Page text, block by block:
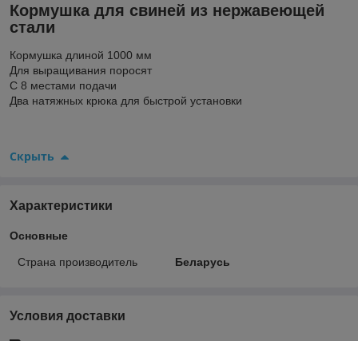
Кормушка для свиней из нержавеющей
стали
Кормушка длиной 1000 мм
Для выращивания поросят
С 8 местами подачи
Два натяжных крюка для быстрой установки
Скрыть
Характеристики
Основные
Страна производитель Беларусь
Условия доставки